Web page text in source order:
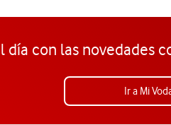
día con las novedades
Ir a Mi